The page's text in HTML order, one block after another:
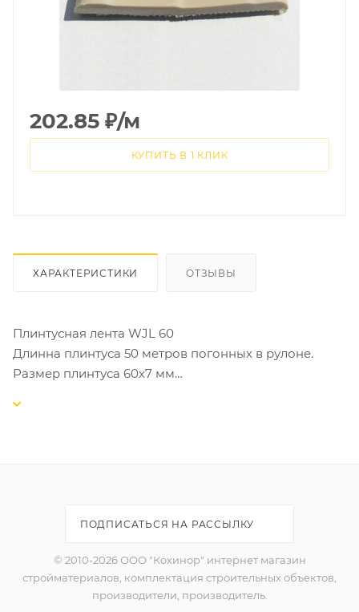
202.85 ₽/м
КУПИТЬ В 1 КЛИК
ХАРАКТЕРИСТИКИ ОТЗЫВЫ
Плинтусная лента WJL 60
Длинна плинтуса 50 метров погонных в рулоне.
Размер плинтуса 60х7 мм
вокруг колонн, а также в качестве защиты углов.
Плинтус соответствует классу ПБ Г1, КМ1.
Поставляется в бухтах по 50 метров
ПОДПИСАТЬСЯ НА РАССЫЛКУ
© 2010-2026 ООО "Кохинор" интернет магазин
стройматериалов, комплектация строительных объектов,
производители, производитель.